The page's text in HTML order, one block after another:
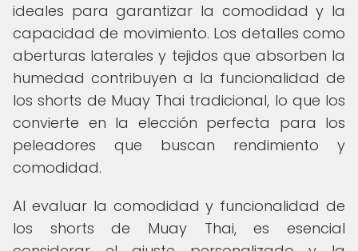
ideales para garantizar la comodidad y la
capacidad de movimiento. Los detalles como
aberturas laterales y tejidos que absorben la
humedad contribuyen a la funcionalidad de
los shorts de Muay Thai tradicional, lo que los
convierte en la elección perfecta para los
peleadores que buscan rendimiento y
comodidad.
Al evaluar la comodidad y funcionalidad de
los shorts de Muay Thai, es esencial